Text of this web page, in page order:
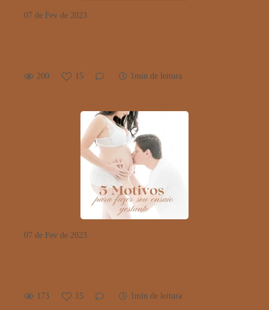
07 de Fev de 2023
200 15 1min de leitura
07 de Fev de 2023
173 15 1min de leitura